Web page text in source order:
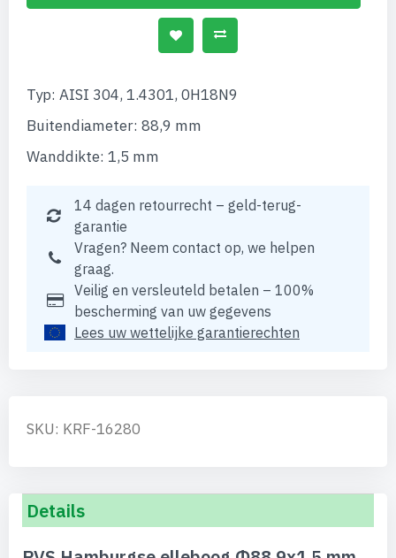
Typ: AISI 304, 1.4301, 0H18N9
Buitendiameter: 88,9 mm
Wanddikte: 1,5 mm
14 dagen retourrecht – geld-terug-
garantie
Vragen? Neem contact op, we helpen
graag.
Veilig en versleuteld betalen – 100%
bescherming van uw gegevens
Lees uw wettelijke garantierechten
SKU: KRF-16280
Details